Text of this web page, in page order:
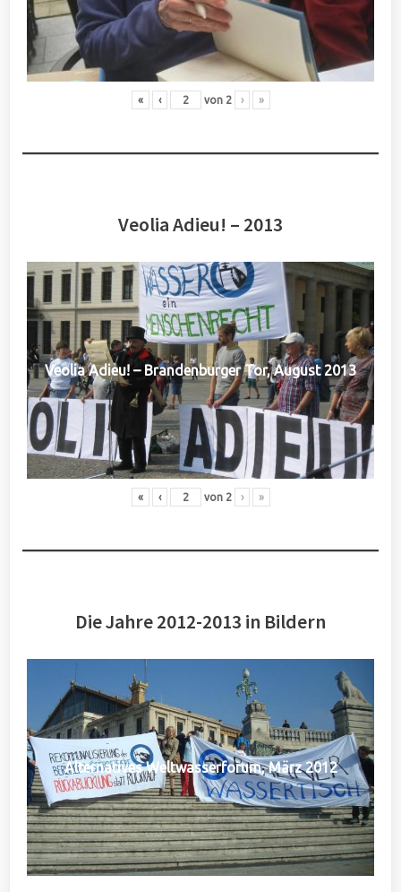
« ‹ von 2 › »
Veolia Adieu! – 2013
Veolia Adieu! – Brandenburger Tor, August 2013
« ‹ von 2 › »
Die Jahre 2012-2013 in Bildern
Alternatives Weltwasserforum, März 2012